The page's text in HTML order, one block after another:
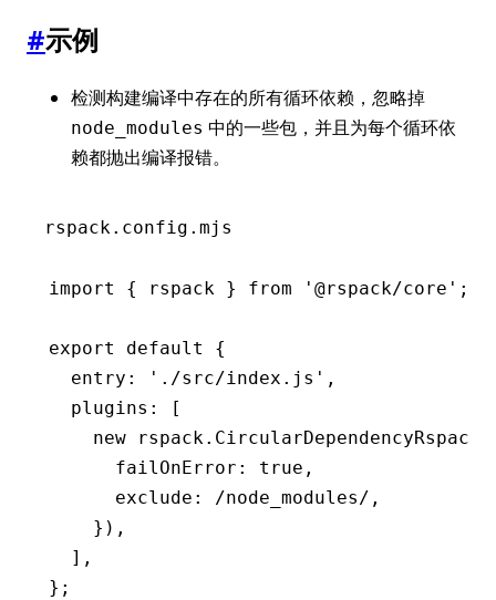
#示例
检测构建编译中存在的所有循环依赖，忽略掉
node_modules 中的一些包，并且为每个循环依
赖都抛出编译报错。
rspack.config.mjs
import { rspack } from '@rspack/core' ;
export default
{
  entry
: './src/index.js' ,
  plugins
:
[
    new
rspack
      failOnError
: true ,
      exclude
: /node_modules/ ,
    })
,
  ]
,
};